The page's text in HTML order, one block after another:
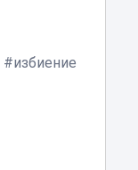
избиение